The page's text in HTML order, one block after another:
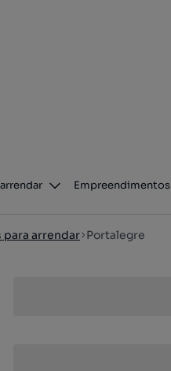
Empreendimentos
para arrendar Portalegre